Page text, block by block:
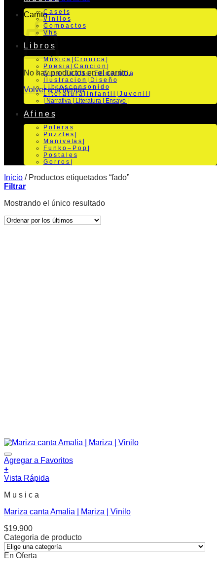
Carrito
No hay productos en el carrito.
Volver a la tienda
C a s e t s
V i n i l o s
C o m p a c t o s
V h s
L i b r o s
M ú s i c a | C r o n i c a |
P o e s i a | C a n c i o n |
C i n e | T e a t r o | Fo t o g r a f i a
I l u s t r a c i o n | D i s e ñ o
L i b r o s c o n s o n i d o
L i t e r a t u r a | I n f a n t i l | J u v e n i l |
| Narrativa | Literatura | Ensayo |
A f i n e s
P o l e r a s
P u z z l e s |
M a n i v e la s |
F u n k o – P o p |
P o s t a l e s
G o r r o s |
Inicio /Productos etiquetados “fado”
Filtrar
Mostrando el único resultado
Agregar a Favoritos
+
Vista Rápida
M u s i c a
Mariza canta Amalia | Mariza | Vinilo
$19.900
Categoria de producto
En Oferta